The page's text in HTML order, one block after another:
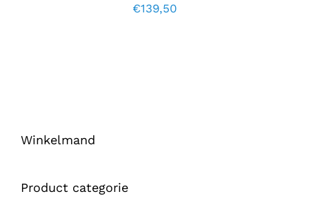
€139,50
Winkelmand
Product categorie